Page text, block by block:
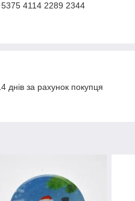
4114 2289 2344
днів за рахунок покупця